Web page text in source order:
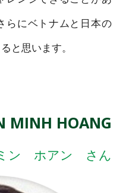
らにベトナムと日本の
と思います。
MINH HOANG
ン ホアン さん